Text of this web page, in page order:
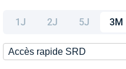
1J 2J 5J 3M